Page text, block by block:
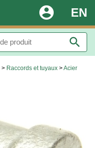
EN
account_circle
search
> Raccords et tuyaux >Acier